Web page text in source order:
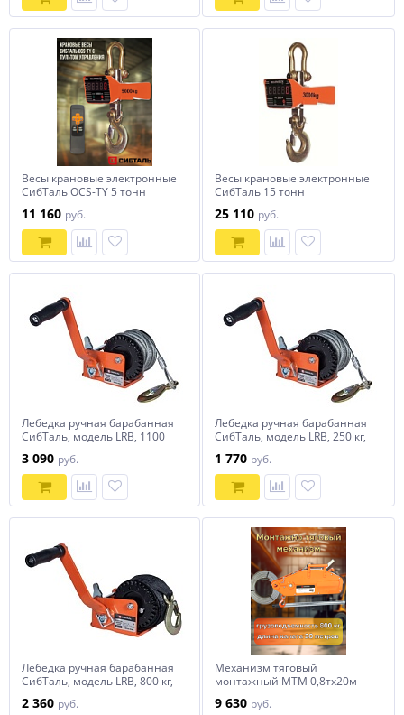
Весы крановые электронные
СибТаль OCS-TY 5 тонн
11 160 руб.
Весы крановые электронные
СибТаль 15 тонн
25 110 руб.
Лебедка ручная барабанная
СибТаль, модель LRB, 1100
3 090 руб.
Лебедка ручная барабанная
СибТаль, модель LRB, 250 кг,
1 770 руб.
Лебедка ручная барабанная
СибТаль, модель LRB, 800 кг,
2 360 руб.
Механизм тяговый
монтажный МТМ 0,8тх20м
9 630 руб.